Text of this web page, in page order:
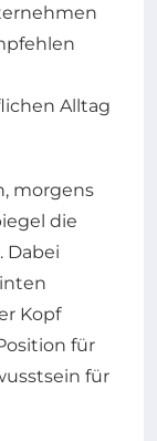
Alltag
morgens
die
Dabei
Kopf
für
für